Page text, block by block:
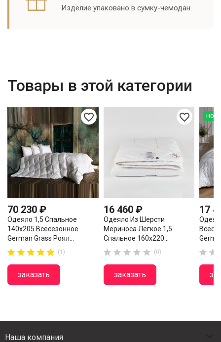
Изделие упаковано в сумку-чемодан.
Товары в этой категории
favorite_border
70 230 ₽
Одеяло 1,5 Спальное
140х205 Всесезонное
German Grass Роял...

 (1)
заказать
favorite_border
16 460 ₽
Одеяло Из Шерсти
Мериноса Легкое 1,5
Спальное 160х220...
     (0)
заказать
17
 
Наша компания